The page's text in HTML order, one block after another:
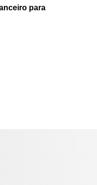
para